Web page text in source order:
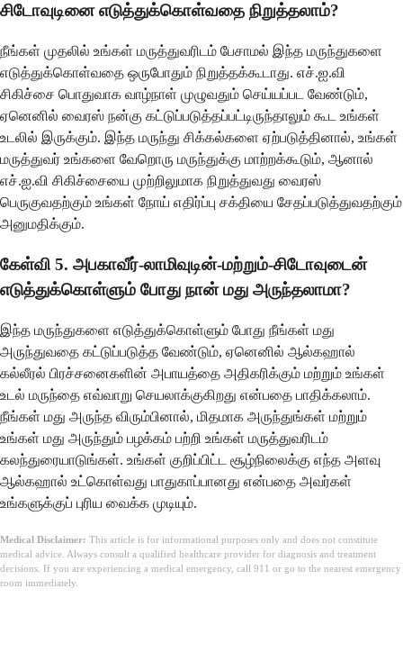
சிடோவுடினை எடுத்துக்கொள்வதை நிறுத்தலாம்?
நீங்கள் முதலில் உங்கள் மருத்துவரிடம் பேசாமல் இந்த மருந்துகளை
எடுத்துக்கொள்வதை ஒருபோதும் நிறுத்தக்கூடாது. எச்.ஐ.வி
சிகிச்சை பொதுவாக வாழ்நாள் முழுவதும் செய்யப்பட வேண்டும்,
ஏனெனில் வைரஸ் நன்கு கட்டுப்படுத்தப்பட்டிருந்தாலும் கூட உங்கள்
உடலில் இருக்கும். இந்த மருந்து சிக்கல்களை ஏற்படுத்தினால், உங்கள்
மருத்துவர் உங்களை வேறொரு மருந்துக்கு மாற்றக்கூடும், ஆனால்
எச்.ஐ.வி சிகிச்சையை முற்றிலுமாக நிறுத்துவது வைரஸ்
பெருகுவதற்கும் உங்கள் நோய் எதிர்ப்பு சக்தியை சேதப்படுத்துவதற்கும்
அனுமதிக்கும்.
கேள்வி 5. அபகாவீர்-லாமிவுடின்-மற்றும்-சிடோவுடைன்
எடுத்துக்கொள்ளும் போது நான் மது அருந்தலாமா?
இந்த மருந்துகளை எடுத்துக்கொள்ளும் போது நீங்கள் மது
அருந்துவதை கட்டுப்படுத்த வேண்டும், ஏனெனில் ஆல்கஹால்
கல்லீரல் பிரச்சனைகளின் அபாயத்தை அதிகரிக்கும் மற்றும் உங்கள்
உடல் மருந்தை எவ்வாறு செயலாக்குகிறது என்பதை பாதிக்கலாம்.
நீங்கள் மது அருந்த விரும்பினால், மிதமாக அருந்துங்கள் மற்றும்
உங்கள் மது அருந்தும் பழக்கம் பற்றி உங்கள் மருத்துவரிடம்
கலந்துரையாடுங்கள். உங்கள் குறிப்பிட்ட சூழ்நிலைக்கு எந்த அளவு
ஆல்கஹால் உட்கொள்வது பாதுகாப்பானது என்பதை அவர்கள்
உங்களுக்குப் புரிய வைக்க முடியும்.
Medical Disclaimer: This article is for informational purposes only and does not constitute
medical advice. Always consult a qualified healthcare provider for diagnosis and treatment
decisions. If you are experiencing a medical emergency, call 911 or go to the nearest emergency
room immediately.